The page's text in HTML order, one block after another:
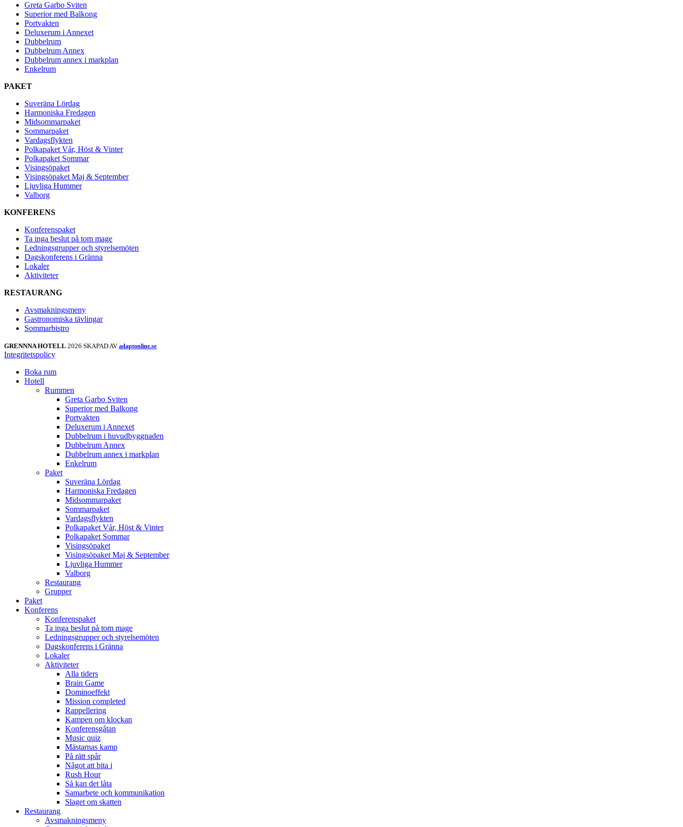
Greta Garbo Sviten
Superior med Balkong
Portvakten
Deluxerum i Annexet
Dubbelrum
Dubbelrum Annex
Dubbelrum annex i markplan
Enkelrum
PAKET
Suveräna Lördag
Harmoniska Fredagen
Midsommarpaket
Sommarpaket
Vardagsflykten
Polkapaket Vår, Höst & Vinter
Polkapaket Sommar
Visingsöpaket
Visingsöpaket Maj & September
Ljuvliga Hummer
Valborg
KONFERENS
Konferenspaket
Ta inga beslut på tom mage
Ledningsgrupper och styrelsemöten
Dagskonferens i Gränna
Lokaler
Aktiviteter
RESTAURANG
Avsmakningsmeny
Gastronomiska tävlingar
Sommarbistro
GRENNNA HOTELL 2026 SKAPAD AV adaptonline.se
Integritetspolicy
Boka rum
Hotell
Rummen
Greta Garbo Sviten
Superior med Balkong
Portvakten
Deluxerum i Annexet
Dubbelrum i huvudbyggnaden
Dubbelrum Annex
Dubbelrum annex i markplan
Enkelrum
Paket
Suveräna Lördag
Harmoniska Fredagen
Midsommarpaket
Sommarpaket
Vardagsflykten
Polkapaket Vår, Höst & Vinter
Polkapaket Sommar
Visingsöpaket
Visingsöpaket Maj & September
Ljuvliga Hummer
Valborg
Restaurang
Grupper
Paket
Konferens
Konferenspaket
Ta inga beslut på tom mage
Ledningsgrupper och styrelsemöten
Dagskonferens i Gränna
Lokaler
Aktiviteter
Alla tiders
Brain Game
Dominoeffekt
Mission completed
Rappellering
Kampen om klockan
Konferensgåtan
Music quiz
Mästarnas kamp
På rätt spår
Något att bita i
Rush Hour
Så kan det låta
Samarbete och kommunikation
Slaget om skatten
Restaurang
Avsmakningsmeny